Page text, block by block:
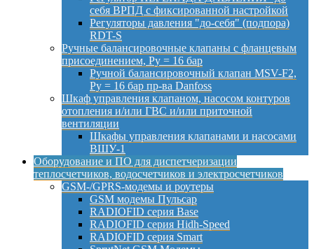
себя ВРПД с фиксированной настройкой
Регуляторы давления "до-себя" (подпора)
RDT-S
Ручные балансировочные клапаны с фланцевым
присоединением, Py = 16 бар
Ручной балансировочный клапан MSV-F2,
Py = 16 бар пр-ва Danfoss
Шкаф управления клапаном, насосом контуров
отопления и/или ГВС и/или приточной
вентиляции
Шкафы управления клапанами и насосами
ВШУ-1
Оборудование и ПО для диспетчеризации
теплосчетчиков, водосчетчиков и электросчетчиков
GSM-/GPRS-модемы и роутеры
GSM модемы Пульсар
RADIOFID серия Base
RADIOFID серия Hidh-Speed
RADIOFID серия Smart